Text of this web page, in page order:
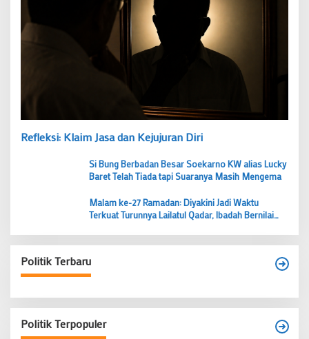
Refleksi: Klaim Jasa dan Kejujuran Diri
Si Bung Berbadan Besar Soekarno KW alias Lucky
Baret Telah Tiada tapi Suaranya Masih Mengema
Malam ke-27 Ramadan: Diyakini Jadi Waktu
Terkuat Turunnya Lailatul Qadar, Ibadah Bernilai
Politik Terbaru
Politik Terpopuler